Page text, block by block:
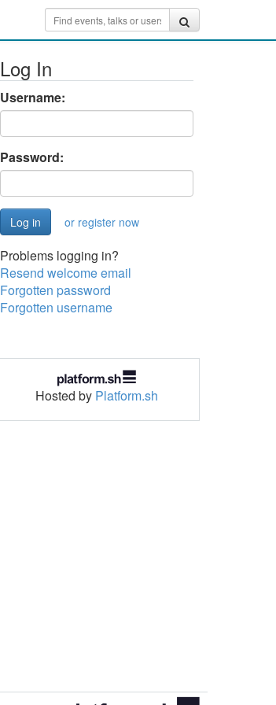
Log In
Username:
Password:
or register now
Problems logging in?
Resend welcome email
Forgotten password
Forgotten username
Hosted by Platform.sh